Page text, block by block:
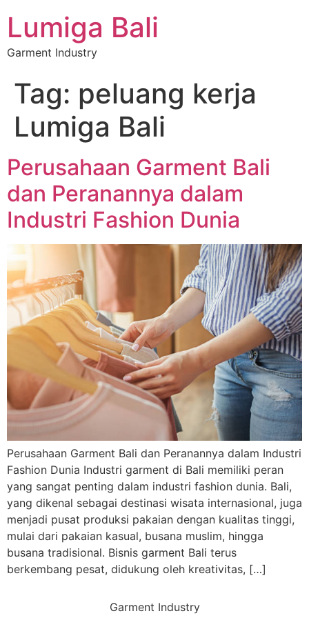
Lumiga Bali
Garment Industry
Tag: peluang kerja
Lumiga Bali
Perusahaan Garment Bali
dan Peranannya dalam
Industri Fashion Dunia
Perusahaan Garment Bali dan Peranannya dalam Industri
Fashion Dunia Industri garment di Bali memiliki peran
yang sangat penting dalam industri fashion dunia. Bali,
yang dikenal sebagai destinasi wisata internasional, juga
menjadi pusat produksi pakaian dengan kualitas tinggi,
mulai dari pakaian kasual, busana muslim, hingga
busana tradisional. Bisnis garment Bali terus
berkembang pesat, didukung oleh kreativitas, […]
Garment Industry